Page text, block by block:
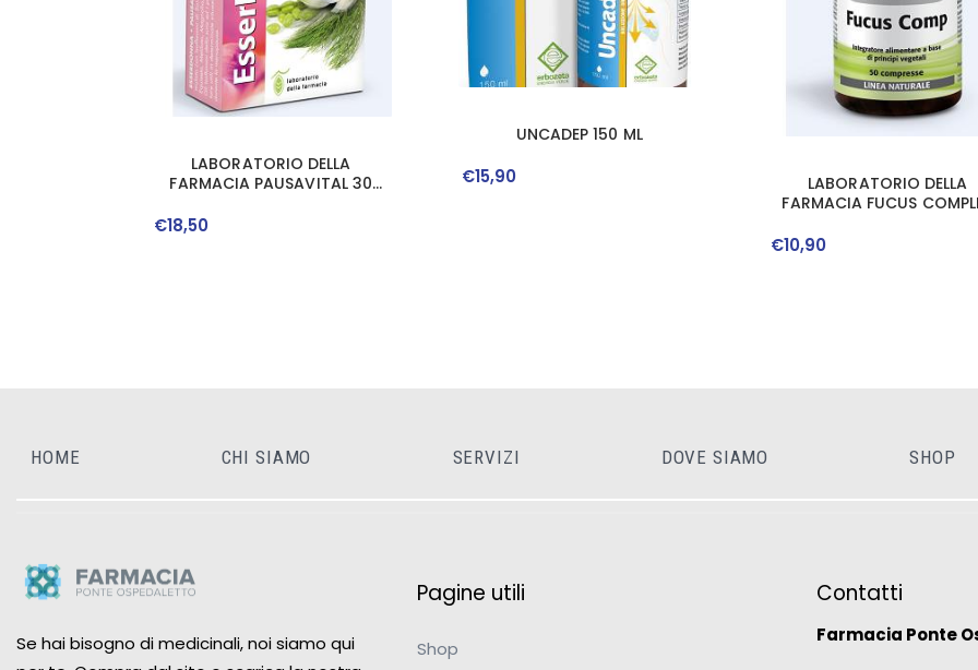
LABORATORIO DELLA
FARMACIA PAUSAVITAL 30
€18,50
UNCADEP 150 ML
€15,90
LABORATORIO DELLA
FARMACIA FUCUS
€10,90
HOME CHI SIAMO SERVIZI DOVE SIAMO SHOP
Se hai bisogno di medicinali, noi siamo qui
Pagine utili
Shop
Contatti
Farmacia Ponte